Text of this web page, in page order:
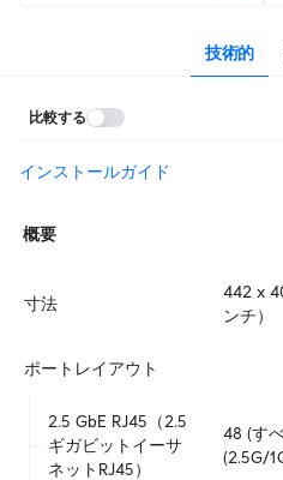
技術的
比較する
インストールガイド
概要
寸法
442 x
ンチ）
ポートレイアウト
2.5 GbE RJ45（2.5
ギガビットイーサ
ネットRJ45）
48 (す
(2.5G/